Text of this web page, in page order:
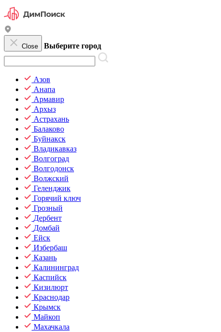
Close Выберите город
Азов
Анапа
Армавир
Архыз
Астрахань
Балаково
Буйнакск
Владикавказ
Волгоград
Волгодонск
Волжский
Геленджик
Горячий ключ
Грозный
Дербент
Домбай
Ейск
Избербаш
Казань
Калининград
Каспийск
Кизилюрт
Краснодар
Крымск
Майкоп
Махачкала